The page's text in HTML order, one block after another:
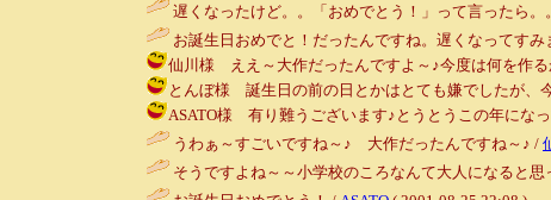
遅くなったけど。。「おめでとう！」って言ったら。
お誕生日おめでと！だったんですね。遅くなってす
仙川様 ええ～大作だったんですよ～♪今度は何を作る
とんぼ様 誕生日の前の日とかはとても嫌でしたが、
ASATO様 有り難うございます♪とうとうこの年にな
うわぁ～すごいですね～♪ 大作だったんですね～♪ /
そうですよね～～小学校のころなんて大人になると